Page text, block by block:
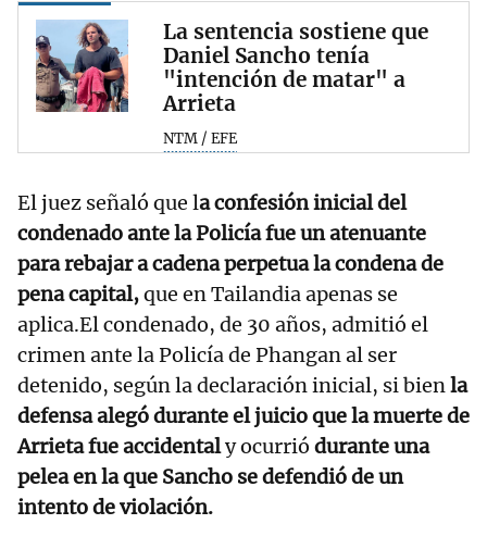
La sentencia sostiene que
Daniel Sancho tenía
"intención de matar" a
Arrieta
NTM / EFE
El juez señaló que la confesión inicial del
condenado ante la Policía fue un atenuante
para rebajar a cadena perpetua la condena de
pena capital,que en Tailandia apenas se
aplica.El condenado, de 30 años, admitió el
crimen ante la Policía de Phangan al ser
detenido, según la declaración inicial, si bienla
defensa alegó durante el juicio que la muerte de
Arrieta fue accidentaly ocurrió durante una
pelea en la que Sancho se defendió de un
intento de violación.